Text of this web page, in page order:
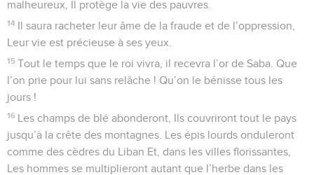
malheureux, Il protège la vie des pauvres.
14 Il saura racheter leur âme de la fraude et de l’oppression,
Leur vie est précieuse à ses yeux.
15 Tout le temps que le roi vivra, il recevra l’or de Saba. Que
l’on prie pour lui sans relâche ! Qu’on le bénisse tous les
jours !
16 Les champs de blé abonderont, Ils couvriront tout le pays
jusqu’à la crête des montagnes. Les épis lourds onduleront
comme des cèdres du Liban Et, dans les villes florissantes,
Les hommes se multiplieront autant que l’herbe dans les